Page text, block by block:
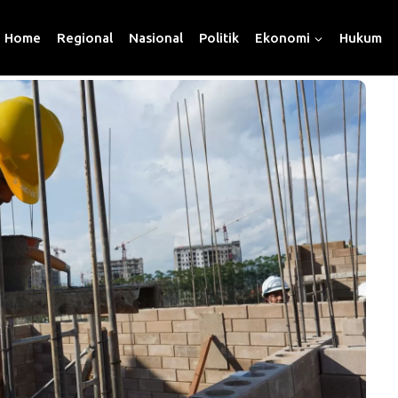
Home Regional Nasional Politik Ekonomi Hukum